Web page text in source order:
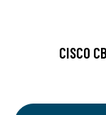
CISCO